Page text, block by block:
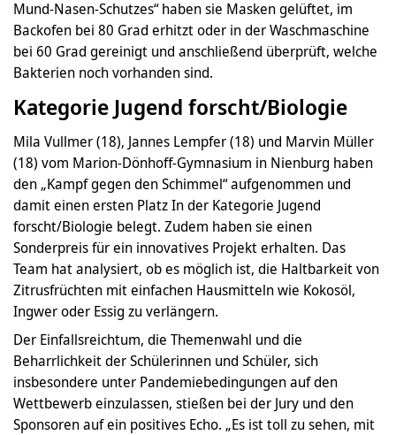
Mund-Nasen-Schutzes“ haben sie Masken gelüftet, im
Backofen bei 80 Grad erhitzt oder in der Waschmaschine
bei 60 Grad gereinigt und anschließend überprüft, welche
Bakterien noch vorhanden sind.
Kategorie Jugend forscht/Biologie
Mila Vullmer (18), Jannes Lempfer (18) und Marvin Müller
(18) vom Marion-Dönhoff-Gymnasium in Nienburg haben
den „Kampf gegen den Schimmel“ aufgenommen und
damit einen ersten Platz In der Kategorie Jugend
forscht/Biologie belegt. Zudem haben sie einen
Sonderpreis für ein innovatives Projekt erhalten. Das
Team hat analysiert, ob es möglich ist, die Haltbarkeit von
Zitrusfrüchten mit einfachen Hausmitteln wie Kokosöl,
Ingwer oder Essig zu verlängern.
Der Einfallsreichtum, die Themenwahl und die
Beharrlichkeit der Schülerinnen und Schüler, sich
insbesondere unter Pandemiebedingungen auf den
Wettbewerb einzulassen, stießen bei der Jury und den
Sponsoren auf ein positives Echo. „Es ist toll zu sehen, mit